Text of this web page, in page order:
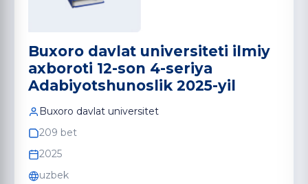
Buxoro davlat universiteti ilmiy
axboroti 12-son 4-seriya
Adabiyotshunoslik 2025-yil
Buxoro davlat universitet
209 bet
2025
uzbek